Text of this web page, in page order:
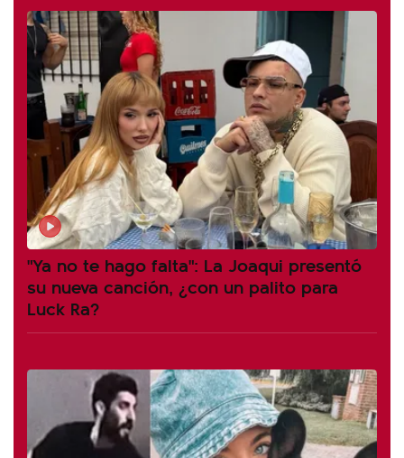
"Ya no te hago falta": La Joaqui presentó
su nueva canción, ¿con un palito para
Luck Ra?